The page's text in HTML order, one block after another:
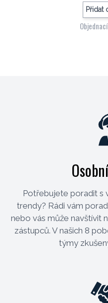
Přidat
Potřebujete poradit s
trendy? Rádi vám
nebo vás může navštívit
zástupců. V našich 8
týmy